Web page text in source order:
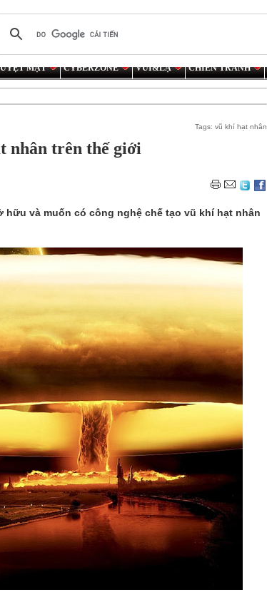
MẬT CYBERZONE VUI&LẠ CHIẾN TRANH
Tags:vũ khí hạt nhân
nhân trên thế giới
hữu và muốn có công nghệ chế tạo vũ khí hạt nhân